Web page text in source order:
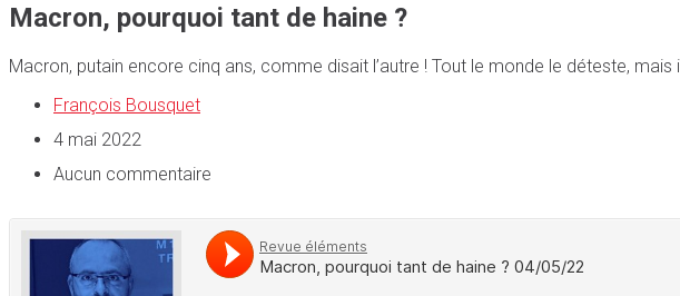
Macron, pourquoi tant de haine ?
Macron, putain encore cinq ans, comme disait l’autre ! Tout le monde le déteste,
François Bousquet
4 mai 2022
Aucun commentaire